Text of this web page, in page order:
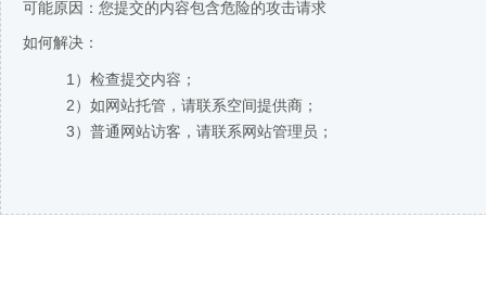
可能原因：您提交的内容包含危险的攻击请求
如何解决：
1）检查提交内容；
2）如网站托管，请联系空间提供商；
3）普通网站访客，请联系网站管理员；